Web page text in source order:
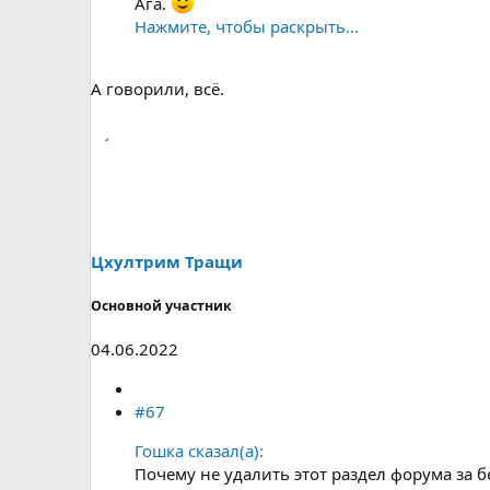
Нажмите, чтобы раскрыть...
А говорили, всё.
Цхултрим Тращи
Основной участник
04.06.2022
#67
Гошка сказал(а):
Почему не удалить этот раздел форума за